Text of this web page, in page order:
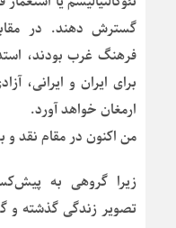
گسترش دهند. در
فرهنگ غرب بودند،
برای ایران و ایرانی،
ارمغان خواهد آورد.
من اکنون در مقام نقد و
زیرا گروهی به
تصویر زندگی گذشته و